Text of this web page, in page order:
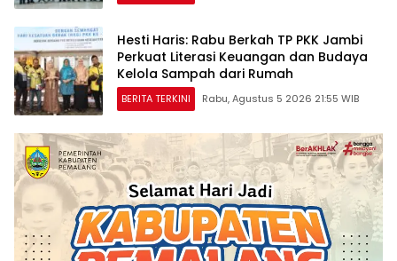
Hesti Haris: Rabu Berkah TP PKK Jambi
Perkuat Literasi Keuangan dan Budaya
Kelola Sampah dari Rumah
BERITA TERKINI Rabu, Agustus 5 2026 21:55 WIB